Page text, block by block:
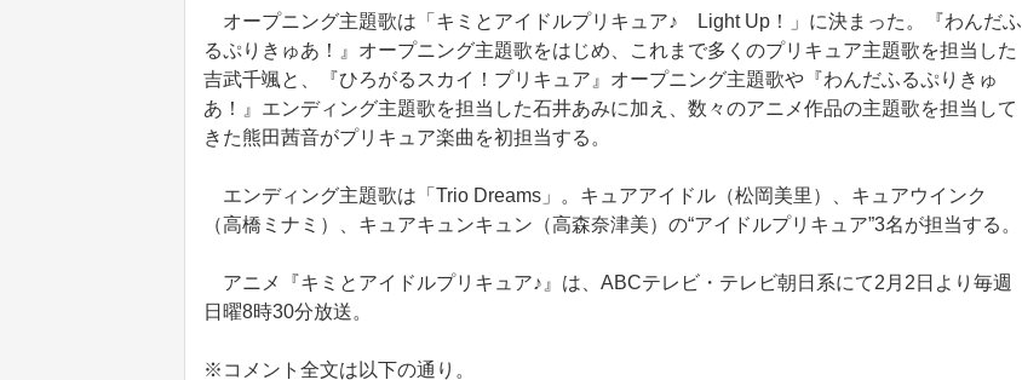
オープニング主題歌は「キミとアイドルプリキュア♪ Light Up！」に決まった。『わんだふ
るぷりきゅあ！』オープニング主題歌をはじめ、これまで多くのプリキュア主題歌を担当した
吉武千颯と、『ひろがるスカイ！プリキュア』オープニング主題歌や『わんだふるぷりきゅ
あ！』エンディング主題歌を担当した石井あみに加え、数々のアニメ作品の主題歌を担当して
きた熊田茜音がプリキュア楽曲を初担当する。
エンディング主題歌は「Trio Dreams」。キュアアイドル（松岡美里）、キュアウインク
（高橋ミナミ）、キュアキュンキュン（高森奈津美）の“アイドルプリキュア”3名が担当する。
アニメ『キミとアイドルプリキュア♪』は、ABCテレビ・テレビ朝日系にて2月2日より毎週
日曜8時30分放送。
※コメント全文は以下の通り。